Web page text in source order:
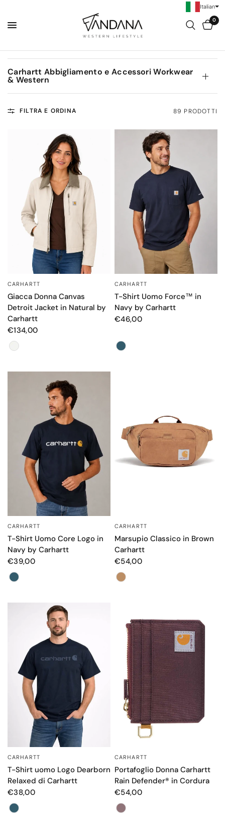
0
Carhartt Abbigliamento e Accessori Workwear
& Western
FILTRA E ORDINA 89 PRODOTTI
OCCHIATA VELOCE
CARHARTT
Giacca Donna Canvas
Detroit Jacket in Natural by
Carhartt
€134,00
Color
OCCHIATA VELOCE
CARHARTT
T-Shirt Uomo Force™ in
Navy by Carhartt
€46,00
Color
OCCHIATA VELOCE
CARHARTT
T-Shirt Uomo Core Logo in
Navy by Carhartt
€39,00
Color
OCCHIATA VELOCE
CARHARTT
Marsupio Classico in Brown
Carhartt
€54,00
Color
OCCHIATA VELOCE
CARHARTT
T-Shirt uomo Logo Dearborn
Relaxed di Carhartt
€38,00
Color
OCCHIATA VELOCE
CARHARTT
Portafoglio Donna Carhartt
Rain Defender® in Cordura
€54,00
Color
Italian